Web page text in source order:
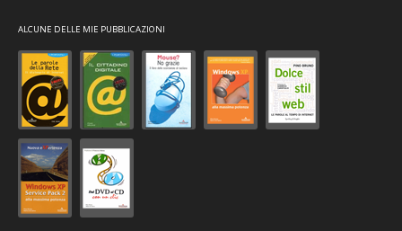
ALCUNE DELLE MIE PUBBLICAZIONI